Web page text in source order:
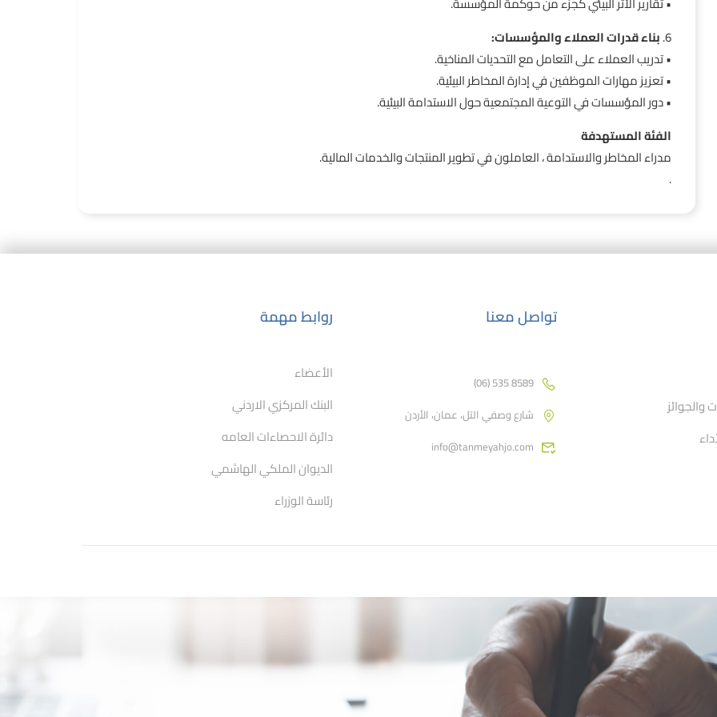
6. بناء قدرات العملاء والمؤسسات:
• تدريب العملاء على التعامل مع التحديات المناخية.
• تعزيز مهارات الموظفين في إدارة المخاطر البيئية.
• دور المؤسسات في التوعية المجتمعية حول الاستدامة البيئية.
الفئة المستهدفة
مدراء المخاطر والاستدامة ، العاملون في تطوير المنتجات والخدمات المالية.
.
والجوائز
تواصل معنا
8589 535 (06)
شارع وصفي التل، عمان، الأردن
info@tanmeyahjo.com
روابط مهمة
الأعضاء
البنك المركزي الاردني
دائرة الاحصاءات العامه
الديوان الملكي الهاشمي
رئاسة الوزراء